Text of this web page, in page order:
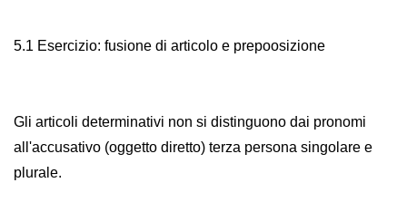
5.1 Esercizio: fusione di articolo e prepoosizione
Gli articoli determinativi non si distinguono dai pronomi
all'accusativo (oggetto diretto) terza persona singolare e
plurale.